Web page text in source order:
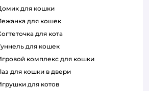
домик для кошки
лежанка для кошек
когтеточка для кота
туннель для кошек
игровой комплекс для кошки
лаз для кошки в двери
игрушки для котов